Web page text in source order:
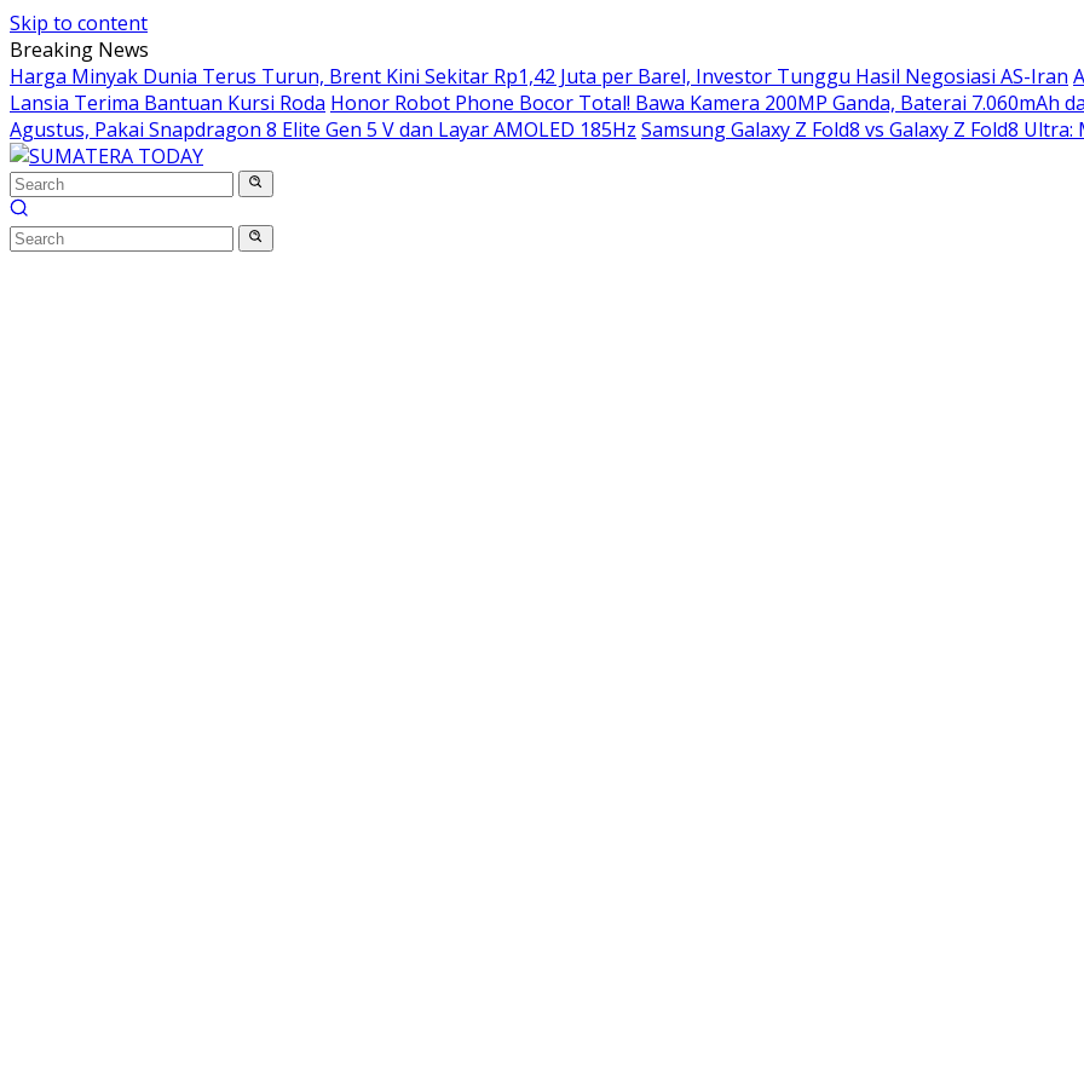
Skip to content
Breaking News
Harga Minyak Dunia Terus Turun, Brent Kini Sekitar Rp1,42 Juta per Barel, Investor Tunggu Hasil Negosiasi AS-Iran
Lansia Terima Bantuan Kursi Roda Honor Robot Phone Bocor Total! Bawa Kamera 200MP Ganda, Baterai 7.060mAh
Agustus, Pakai Snapdragon 8 Elite Gen 5 V dan Layar AMOLED 185Hz Samsung Galaxy Z Fold8 vs Galaxy Z Fold8